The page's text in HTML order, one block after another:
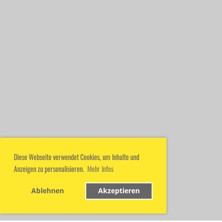
Diese Webseite verwendet Cookies, um Inhalte und
Anzeigen zu personalisieren. Mehr Infos
Ablehnen Akzeptieren